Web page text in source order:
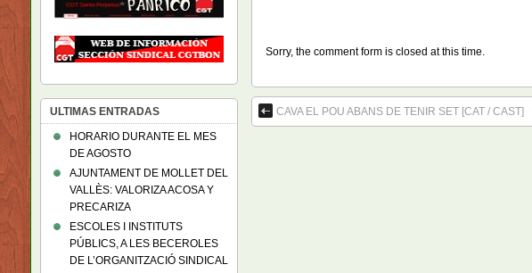
Sorry, the comment form is closed at this time.
CAVA EL POU ABANS DE TENIR SET [CAT / CAST]
ULTIMAS ENTRADAS
HORARIO DURANTE EL MES
DE AGOSTO
AJUNTAMENT DE MOLLET DEL
VALLÈS: VALORIZA ACOSA Y
PRECARIZA
ESCOLES I INSTITUTS
PÚBLICS, A LES BECEROLES
DE L’ORGANITZACIÓ SINDICAL